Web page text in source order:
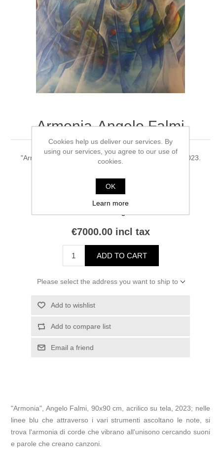
Armonia-Angelo Falmi
"Armonia", Angelo Falmi, 90x90 cm, acrilico su tela, 2023.
€7000.00 incl tax
ADD TO CART
Please select the address you want to ship to
Add to wishlist
Add to compare list
Email a friend
"Armonia", Angelo Falmi, 90x90 cm, acrilico su tela, 2023; nelle
linee blu che attraverso i vari strumenti ascoltano le note, si
trova l'armonia di corde che vibrano all'unisono cercando suoni
e parole che creano canzoni.
Cookies help us deliver our services. By
using our services, you agree to our use of
cookies.
OK
Learn more